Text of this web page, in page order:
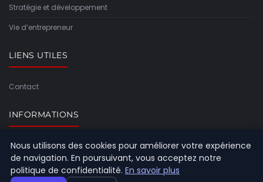
Stratégie et développement
Vie d’entrepreneur
LIENS UTILES
Contact
INFORMATIONS
Plan du site
Nous utilisons des cookies pour améliorer votre expérience
de navigation. En poursuivant, vous acceptez notre
politique de confidentialité. En savoir plus